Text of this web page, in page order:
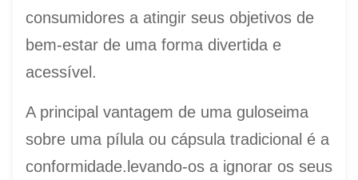
consumidores a atingir seus objetivos de
bem-estar de uma forma divertida e
acessível.
A principal vantagem de uma guloseima
sobre uma pílula ou cápsula tradicional é a
conformidade.levando-os a ignorar os seus